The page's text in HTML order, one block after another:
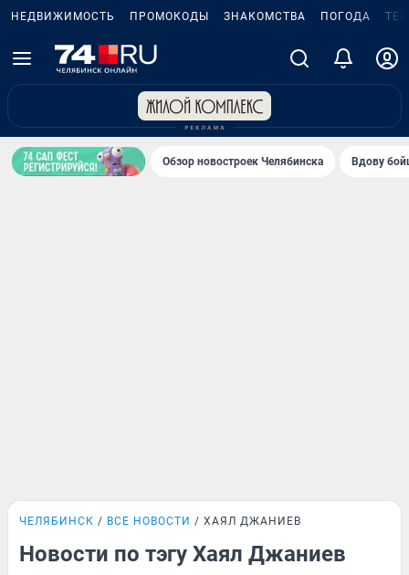
НЕДВИЖИМОСТЬ ПРОМОКОДЫ ЗНАКОМСТВА ПОГОДА
Обзор новостроек Челябинска Вдову
ЧЕЛЯБИНСК ВСЕ НОВОСТИ ХАЯЛ ДЖАНИЕВ
Новости по тэгу Хаял Джаниев